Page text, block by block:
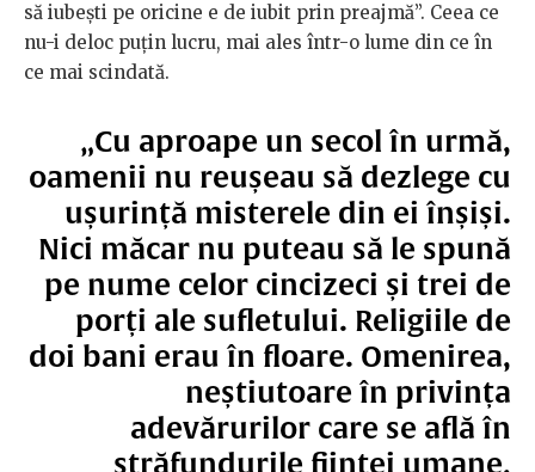
să iubești pe oricine e de iubit prin preajmă”. Ceea ce
nu-i deloc puțin lucru, mai ales într-o lume din ce în
ce mai scindată.
„Cu aproape un secol în urmă,
oamenii nu reușeau să dezlege cu
ușurință misterele din ei înșiși.
Nici măcar nu puteau să le spună
pe nume celor cincizeci și trei de
porți ale sufletului. Religiile de
doi bani erau în floare. Omenirea,
neștiutoare în privința
adevărurilor care se află în
străfundurile ființei umane,